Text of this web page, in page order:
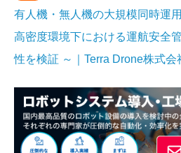
有人機・無人機の大規模同時運
高密度環境下における運航安全
性を検証 ～｜Terra Drone株式会